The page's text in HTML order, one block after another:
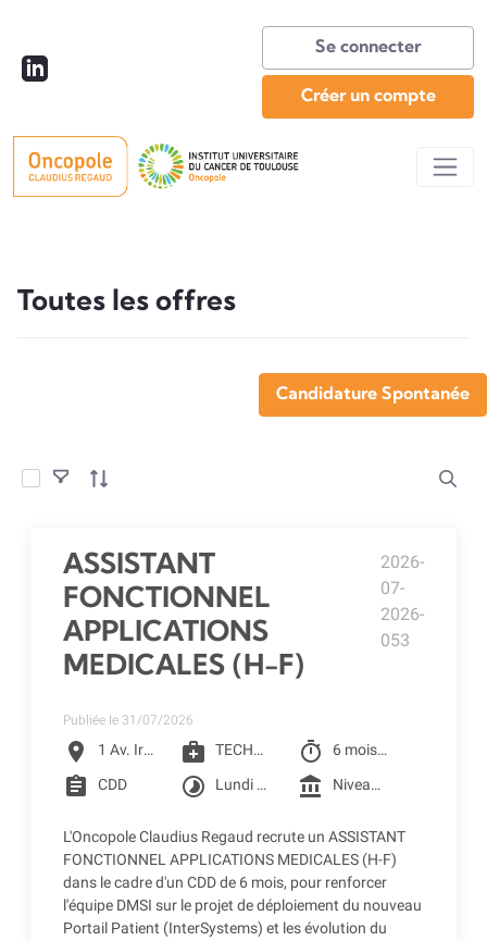
Se connecter
Créer un compte
Toutes les offres
Candidature Spontanée
Sélectionner les éléments
ASSISTANT
FONCTIONNEL
APPLICATIONS
MEDICALES (H-F)
2026-
07-
2026-
053
Publiée le 31/07/2026
location_on 1 Av. Irène Joliot-Curie, Toulouse medical_services TECHNICIEN QUALIFIE timer 6 mois à partir du 01/09/2026
assignment CDD timelapse Lundi au vendredi account_balance Niveau 4F selon la grille conventionnelle des CLCC (2401.75€ Brut) + Prime SEGUR 1 + Reprise ancienneté
L'Oncopole Claudius Regaud recrute un ASSISTANT
FONCTIONNEL APPLICATIONS MEDICALES (H-F)
dans le cadre d'un CDD de 6 mois, pour renforcer
l'équipe DMSI sur le projet de déploiement du nouveau
Portail Patient (InterSystems) et les évolution du